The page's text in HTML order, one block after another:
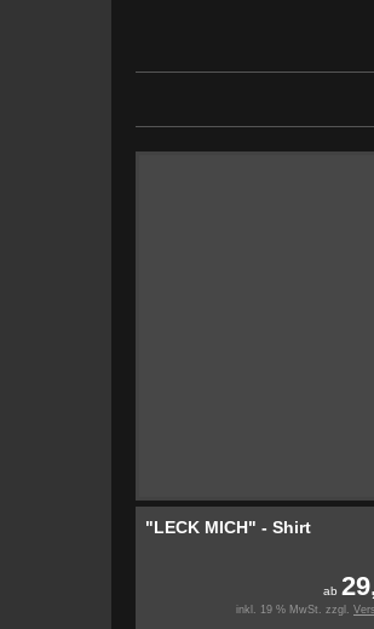
"LECK MICH" - Shirt
ab
inkl. 19 % MwSt. zzgl.